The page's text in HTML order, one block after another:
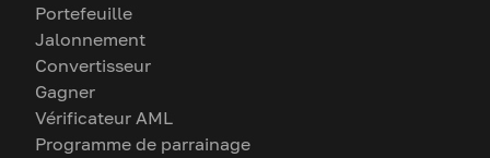
Portefeuille
Jalonnement
Convertisseur
Gagner
Vérificateur AML
Programme de parrainage